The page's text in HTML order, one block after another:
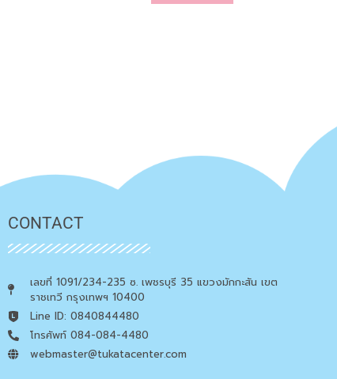
CONTACT
เลขที่ 1091/234-235 ซ. เพชรบุรี 35 แขวงมักกะสัน เขต
ราชเทวี กรุงเทพฯ 10400
Line ID: 0840844480
โทรศัพท์ 084-084-4480
webmaster@tukatacenter.com